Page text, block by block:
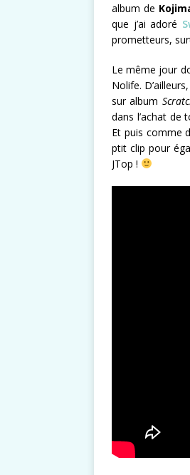
album de
que j’ai adoré
prometteurs,
Le même jour
Nolife.
sur album
dans l’achat de
Et puis comme
ptit clip pour
JTop !